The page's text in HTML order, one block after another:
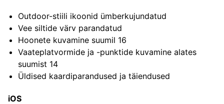
Outdoor-stiili ikoonid ümberkujundatud
Vee siltide värv parandatud
Hoonete kuvamine suumil 16
Vaateplatvormide ja -punktide kuvamine alates
suumist 14
Üldised kaardiparandused ja täiendused
iOS